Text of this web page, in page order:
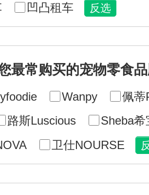
凹凸租车
最常购买的宠物零食
Wanpy
佩蒂
路斯Luscious
Sheba希
卫仕NOURSE